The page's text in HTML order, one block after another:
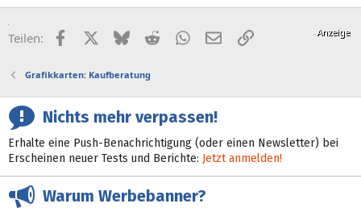
Teilen: FacebookX (Twitter)
BlueskyRedditWhatsApp
E-MailLink
Grafikkarten: Kaufberatung
Nichts mehr verpassen!
Erhalte eine Push-Benachrichtigung (oder einen Newsletter) bei
Erscheinen neuer Tests und Berichte: Jetzt anmelden!
Warum Werbebanner?